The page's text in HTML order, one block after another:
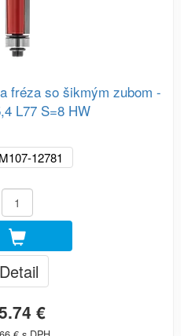
fréza so šikmým zubom -
L77 S=8 HW
12781
Detail
€